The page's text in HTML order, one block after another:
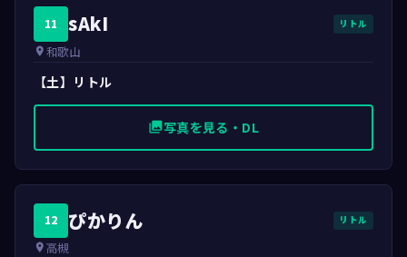
11 sAkI リトル
place 和歌山
【土】リトル
photo_library写真を見る・DL
12 ぴかりん リトル
place 高槻